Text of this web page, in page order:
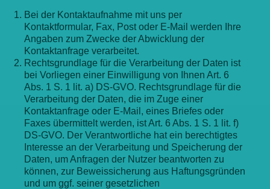
Bei der Kontaktaufnahme mit uns per
Kontaktformular, Fax, Post oder E-Mail werden Ihre
Angaben zum Zwecke der Abwicklung der
Kontaktanfrage verarbeitet.
Rechtsgrundlage für die Verarbeitung der Daten ist
bei Vorliegen einer Einwilligung von Ihnen Art. 6
Abs. 1 S. 1 lit. a) DS-GVO. Rechtsgrundlage für die
Verarbeitung der Daten, die im Zuge einer
Kontaktanfrage oder E-Mail, eines Briefes oder
Faxes übermittelt werden, ist Art. 6 Abs. 1 S. 1 lit. f)
DS-GVO. Der Verantwortliche hat ein berechtigtes
Interesse an der Verarbeitung und Speicherung der
Daten, um Anfragen der Nutzer beantworten zu
können, zur Beweissicherung aus Haftungsgründen
und um ggf. seiner gesetzlichen